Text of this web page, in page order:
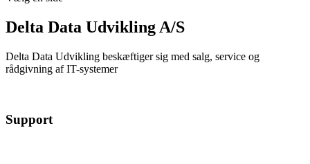
Delta Data Udvikling A/S
Delta Data Udvikling beskæftiger sig med salg, service og
rådgivning af IT-systemer
Support